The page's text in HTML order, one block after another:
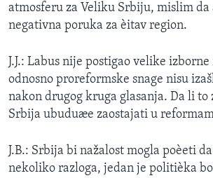
atmosferu za Veliku Srbiju, mislim
negativna poruka za èitav region.
J.J.: Labus nije postigao velike
odnosno proreformske snage nisu
nakon drugog kruga glasanja. Da li to
Srbija ubuduæe zaostajati u
J.B.: Srbija bi nažalost mogla poèeti
nekoliko razloga, jedan je politièka